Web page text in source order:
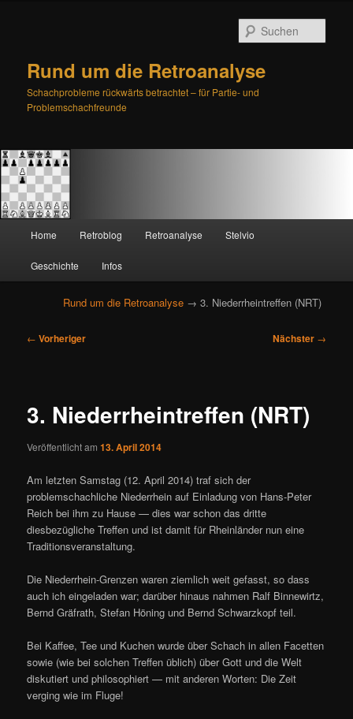
Rund um die Retroanalyse
Schachprobleme rückwärts betrachtet – für Partie- und
Problemschachfreunde
Zum
primären
Inhalt
springen
Zum
sekundären
Inhalt
springen
Home Retroblog Retroanalyse Stelvio
Geschichte Infos
Rund um die Retroanalyse → 3. Niederrheintreffen (NRT)
B
a
s
a
v
i
g
a
i
o
n
← Vorheriger Nächster →
3. Niederrheintreffen (NRT)
Veröffentlicht am13. April 2014
Am letzten Samstag (12. April 2014) traf sich der
problemschachliche Niederrhein auf Einladung von Hans-Peter
Reich bei ihm zu Hause — dies war schon das dritte
diesbezügliche Treffen und ist damit für Rheinländer nun eine
Traditionsveranstaltung.
Die Niederrhein-Grenzen waren ziemlich weit gefasst, so dass
auch ich eingeladen war; darüber hinaus nahmen Ralf Binnewirtz,
Bernd Gräfrath, Stefan Höning und Bernd Schwarzkopf teil.
Bei Kaffee, Tee und Kuchen wurde über Schach in allen Facetten
sowie (wie bei solchen Treffen üblich) über Gott und die Welt
diskutiert und philosophiert — mit anderen Worten: Die Zeit
verging wie im Fluge!